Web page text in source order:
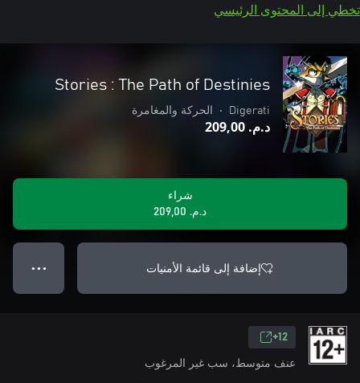
تخطي إلى المحتوى الرئيسي
Stories : The Path of Destinies
Digerati
• الحركة والمغامرة
د.م.‏ 209,00
شراء
د.م.‏ 209,00
إضافة إلى قائمة الأمنيات ● ● ●
12+
عنف متوسط، سب غير المرغوب